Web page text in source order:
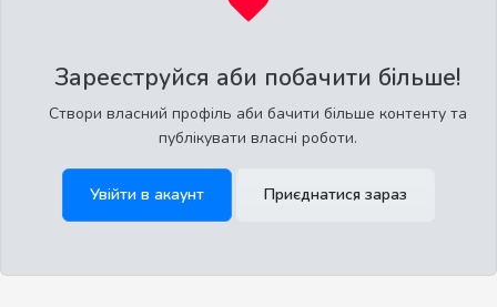
Зареєструйся аби побачити більше!
Створи власний профіль аби бачити більше контенту та
публікувати власні роботи.
Увійти в акаунт Приєднатися зараз